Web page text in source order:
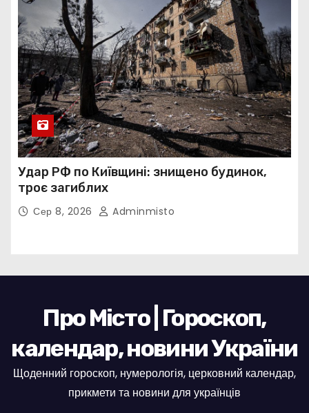
Удар РФ по Київщині: знищено будинок,
троє загиблих
Сер 8, 2026 Adminmisto
Про Місто | Гороскоп,
календар, новини України
Щоденний гороскоп, нумерологія, церковний календар,
прикмети та новини для українців